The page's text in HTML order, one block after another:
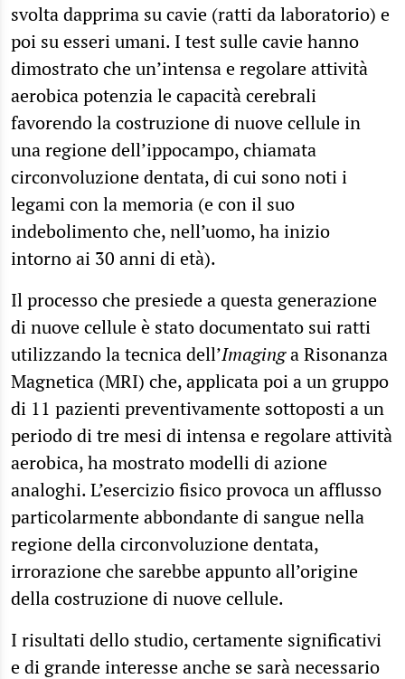
svolta dapprima su cavie (ratti da laboratorio) e
poi su esseri umani. I test sulle cavie hanno
dimostrato che un’intensa e regolare attività
aerobica potenzia le capacità cerebrali
favorendo la costruzione di nuove cellule in
una regione dell’ippocampo, chiamata
circonvoluzione dentata, di cui sono noti i
legami con la memoria (e con il suo
indebolimento che, nell’uomo, ha inizio
intorno ai 30 anni di età).
Il processo che presiede a questa generazione
di nuove cellule è stato documentato sui ratti
utilizzando la tecnica dell’Imaginga Risonanza
Magnetica (MRI) che, applicata poi a un gruppo
di 11 pazienti preventivamente sottoposti a un
periodo di tre mesi di intensa e regolare attività
aerobica, ha mostrato modelli di azione
analoghi. L’esercizio fisico provoca un afflusso
particolarmente abbondante di sangue nella
regione della circonvoluzione dentata,
irrorazione che sarebbe appunto all’origine
della costruzione di nuove cellule.
I risultati dello studio, certamente significativi
e di grande interesse anche se sarà necessario